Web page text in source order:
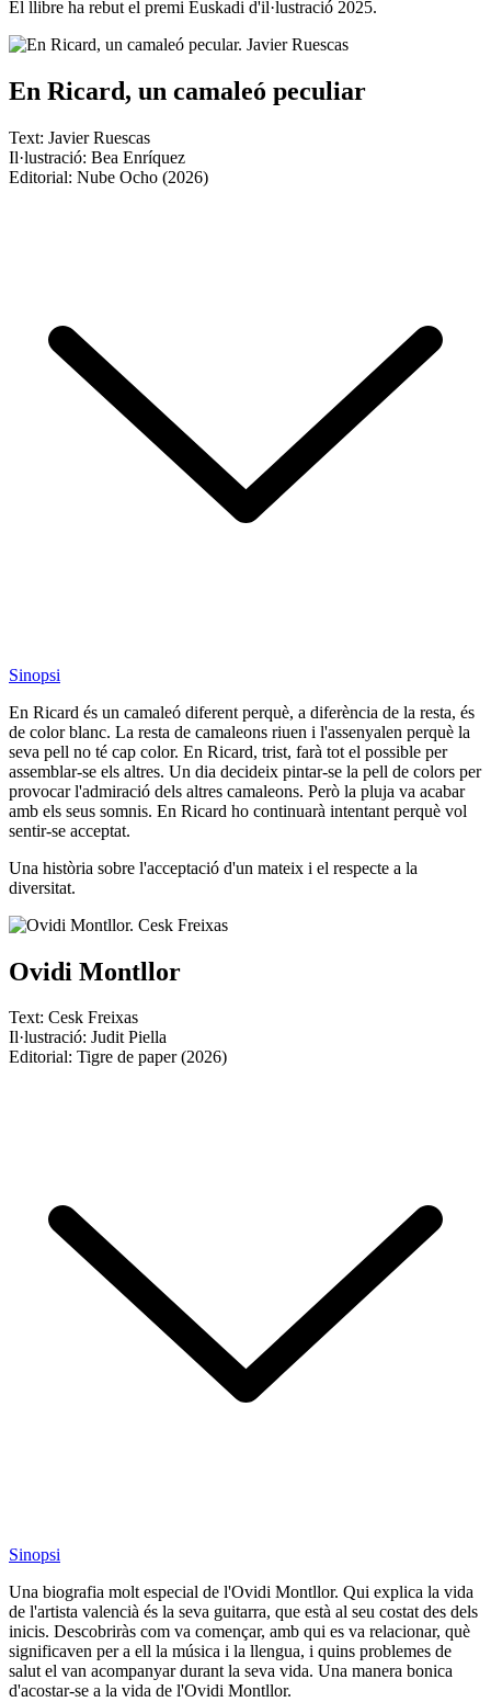
El llibre ha rebut el premi Euskadi d'il·lustració 2025.
En Ricard, un camaleó peculiar
Text: Javier Ruescas
Il·lustració: Bea Enríquez
Editorial: Nube Ocho (2026)
Sinopsi
En Ricard és un camaleó diferent perquè, a diferència de la resta, és
de color blanc. La resta de camaleons riuen i l'assenyalen perquè la
seva pell no té cap color. En Ricard, trist, farà tot el possible per
assemblar-se els altres. Un dia decideix pintar-se la pell de colors per
provocar l'admiració dels altres camaleons. Però la pluja va acabar
amb els seus somnis. En Ricard ho continuarà intentant perquè vol
sentir-se acceptat.
Una història sobre l'acceptació d'un mateix i el respecte a la
diversitat.
Ovidi Montllor
Text: Cesk Freixas
Il·lustració: Judit Piella
Editorial: Tigre de paper (2026)
Sinopsi
Una biografia molt especial de l'Ovidi Montllor. Qui explica la vida
de l'artista valencià és la seva guitarra, que està al seu costat des dels
inicis. Descobriràs com va començar, amb qui es va relacionar, què
significaven per a ell la música i la llengua, i quins problemes de
salut el van acompanyar durant la seva vida. Una manera bonica
d'acostar-se a la vida de l'Ovidi Montllor.